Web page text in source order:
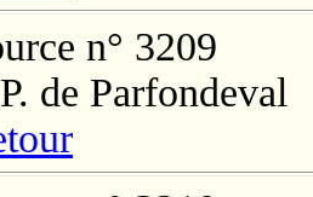
n° 3209
de Parfondeval